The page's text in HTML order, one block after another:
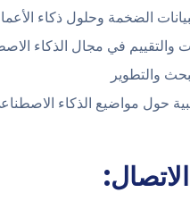
الضخمة وحلول ذكاء الأعمال
في مجال الذكاء الاصطناعي
مواضيع الذكاء الاصطناعي